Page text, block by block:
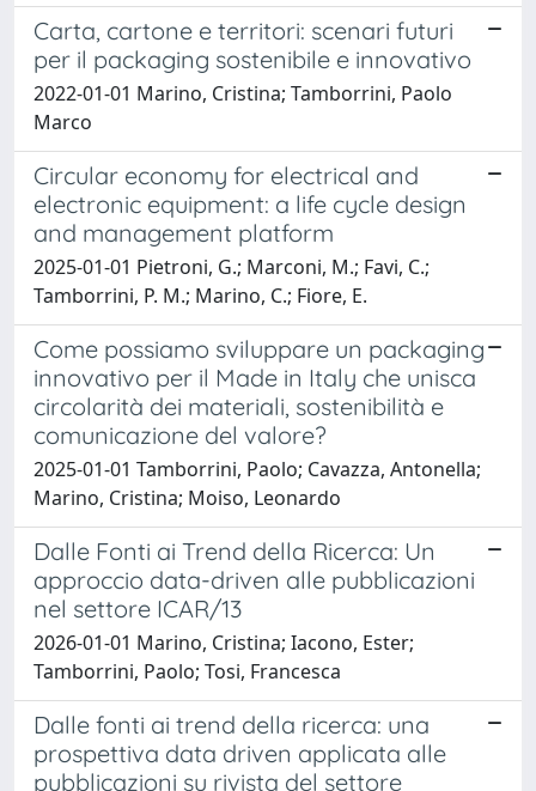
Carta, cartone e territori: scenari futuri
per il packaging sostenibile e innovativo
2022-01-01 Marino, Cristina; Tamborrini, Paolo
Marco
Circular economy for electrical and
electronic equipment: a life cycle design
and management platform
2025-01-01 Pietroni, G.; Marconi, M.; Favi, C.;
Tamborrini, P. M.; Marino, C.; Fiore, E.
Come possiamo sviluppare un packaging
innovativo per il Made in Italy che unisca
circolarità dei materiali, sostenibilità e
comunicazione del valore?
2025-01-01 Tamborrini, Paolo; Cavazza, Antonella;
Marino, Cristina; Moiso, Leonardo
Dalle Fonti ai Trend della Ricerca: Un
approccio data-driven alle pubblicazioni
nel settore ICAR/13
2026-01-01 Marino, Cristina; Iacono, Ester;
Tamborrini, Paolo; Tosi, Francesca
Dalle fonti ai trend della ricerca: una
prospettiva data driven applicata alle
pubblicazioni su rivista del settore